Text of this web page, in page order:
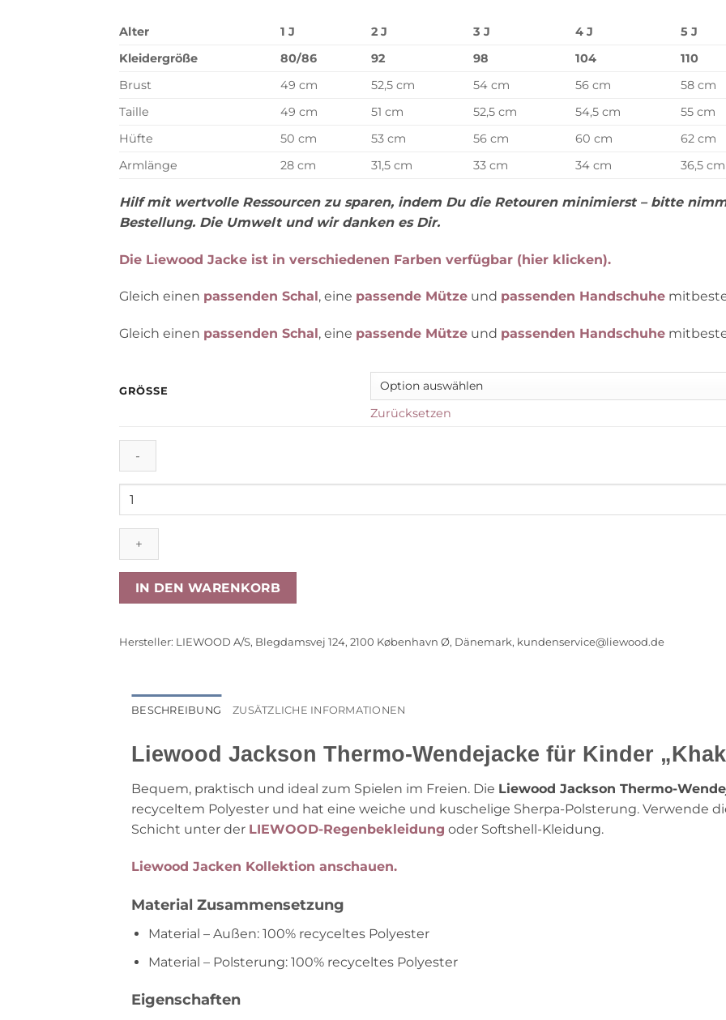
Alter 1 J 2 J 3 J 4 J 5 J
Kleidergröße
80/86 92 98 104 110
Brust
49 cm 52,5 cm 54 cm 56 cm 58 cm
Taille
49 cm 51 cm 52,5 cm 54,5 cm 55 cm
Hüfte
50 cm 53 cm 56 cm 60 cm 62 cm
Armlänge
28 cm 31,5 cm 33 cm 34 cm 36,5 cm
Hilf mit wertvolle Ressourcen zu sparen, indem Du die Retouren minimierst – bitte
Bestellung. Die Umwelt und wir danken es Dir.
Die Liewood Jacke ist in verschiedenen Farben verfügbar (hier klicken).
Gleich einen passenden Schal , eine passende Mütze und passenden Handschuhe
Gleich einen passenden Schal , eine passende Mütze und passenden Handschuhe
GRÖSSE
Zurücksetzen
Liewood
Thermo-
Wendejacke
Kinder
„Khaki“,
68/74
IN DEN WARENKORB
Hersteller: LIEWOOD A/S, Blegdamsvej 124, 2100 København Ø, Dänemark, kundenservice@liewood.de
BESCHREIBUNG ZUSÄTZLICHE INFORMATIONEN
Liewood Jackson Thermo-Wendejacke für Kinder
Bequem, praktisch und ideal zum Spielen im Freien. Die Liewood Jackson Thermo-
recyceltem Polyester und hat eine weiche und kuschelige Sherpa-Polsterung. Verwende
Schicht unter der LIEWOOD-Regenbekleidung oder Softshell-Kleidung.
Liewood Jacken Kollektion anschauen.
Material Zusammensetzung
Material – Außen: 100% recyceltes Polyester
Material – Polsterung: 100% recyceltes Polyester
Eigenschaften